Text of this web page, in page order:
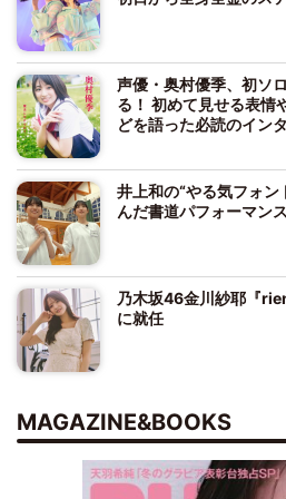
声優・奥村優季、初ソ
る！ 初めて見せる表情
どを語った必読のイン
井上和の“やる気フォ
んだ書道パフォーマン
乃木坂46金川紗耶『
に就任
MAGAZINE&BOOKS